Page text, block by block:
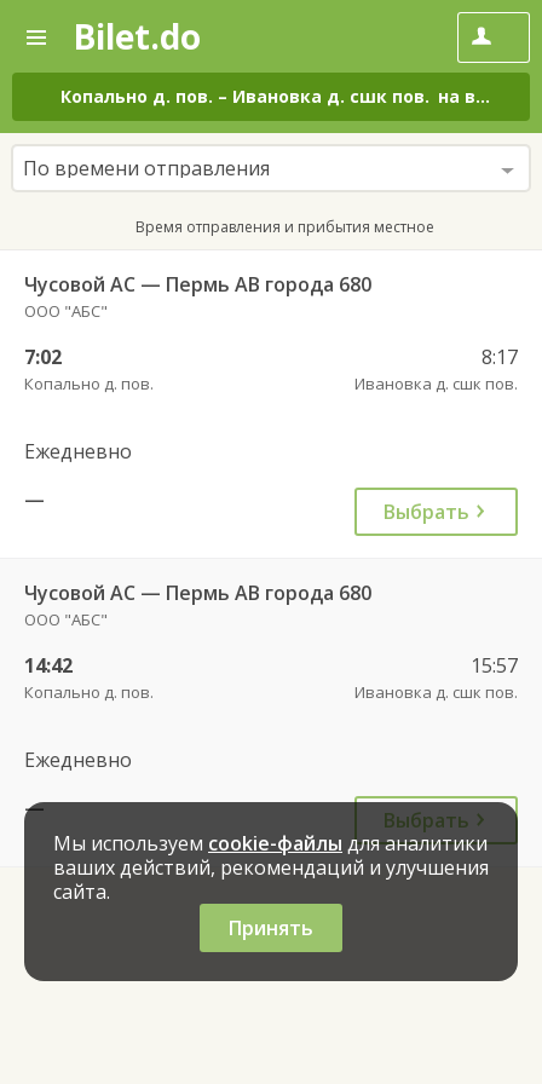
—
Поиск
и
покупка
билетов
на
автобус
онлайн
Bilet.do
Копально д. пов. – Ивановка д. сшк пов. на все дни
По времени отправления
Время отправления и прибытия местное
Чусовой АС — Пермь АВ города 680
ООО "АБС"
7:02
Копально д. пов.
8:17
Ивановка д. сшк пов.
Ежедневно
—
Выбрать
Чусовой АС — Пермь АВ города 680
ООО "АБС"
14:42
Копально д. пов.
15:57
Ивановка д. сшк пов.
Ежедневно
—
Выбрать
Мы используем cookie-файлы для аналитики
ваших действий, рекомендаций и улучшения
сайта.
Принять